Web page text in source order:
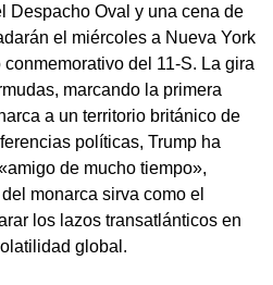
Despacho Oval y una cena de
el miércoles a Nueva York
del 11-S. La gira
marcando la primera
a un territorio británico de
políticas, Trump ha
de mucho tiempo»,
monarca sirva como el
los lazos transatlánticos en
global.